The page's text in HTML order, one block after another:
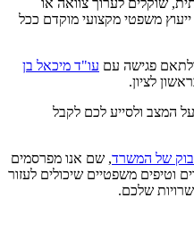
ייעוץ משפטי מקצועי מוקדם ככל
פגישה עם עו"ד מיכאל בן
לציון.
המצב ולסייע לכם לקבל
של המשרד, שם אנו מפרסמים
וטיפים משפטיים שיכולים לעזור
שלכם.